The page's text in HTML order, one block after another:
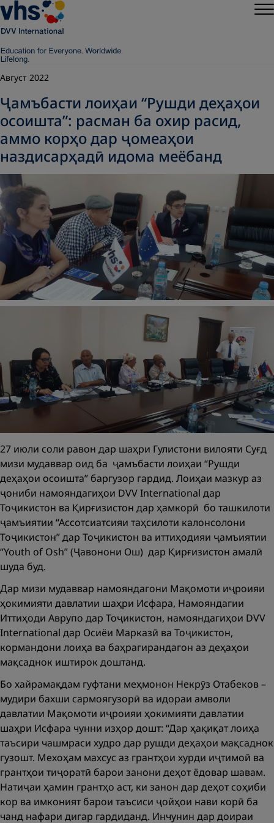
Август 2022
Ҷамъбасти лоиҳаи “Рушди деҳаҳои
осоишта”: расман ба охир расид,
аммо корҳо дар ҷомеаҳои
наздисарҳадӣ идома меёбанд
27 июли соли равон дар шаҳри Гулистони вилояти Суғд
мизи мудаввар оид ба ҷамъбасти лоиҳаи “Рушди
деҳаҳои осоишта” баргузор гардид. Лоиҳаи мазкур аз
ҷониби намояндагиҳои DVV International дар
Тоҷикистон ва Қирғизистон дар ҳамкорӣ бо ташкилоти
ҷамъиятии “Ассотсиатсияи таҳсилоти калонсолони
Тоҷикистон” дар Тоҷикистон ва иттиҳодияи ҷамъиятии
“Youth of Osh” (Ҷавонони Ош) дар Қирғизистон амалӣ
шуда буд.
Дар мизи мудаввар намояндагони Мақомоти иҷроияи
ҳокимияти давлатии шаҳри Исфара, Намояндагии
Иттиҳоди Аврупо дар Тоҷикистон, намояндагиҳои DVV
International дар Осиёи Марказӣ ва Тоҷикистон,
кормандони лоиҳа ва баҳрагирандагон аз деҳаҳои
мақсаднок иштирок доштанд.
Бо хайрамақдам гуфтани меҳмонон Некрӯз Отабеков –
мудири бахши сармоягузорӣ ва идораи амволи
давлатии Мақомоти иҷроияи ҳокимияти давлатии
шаҳри Исфара чунни изҳор дошт: “Дар ҳақиқат лоиҳа
таъсири чашмраси худро дар рушди деҳаҳои мақсаднок
гузошт. Мехоҳам махсус аз грантҳои хурди иҷтимоӣ ва
грантҳои тиҷоратӣ барои занони деҳот ёдовар шавам.
Натиҷаи ҳамин грантҳо аст, ки занон дар деҳот соҳиби
кор ва имконият барои таъсиси ҷойҳои нави корӣ ба
чанд нафари дигар гардиданд. Инчунин дар доираи